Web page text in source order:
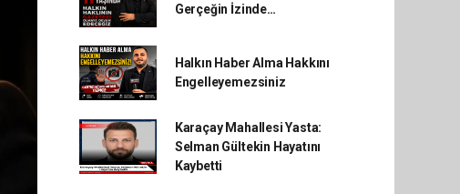
Gerçeğin İzinde…
Halkın Haber Alma Hakkını
Engelleyemezsiniz
Karaçay Mahallesi Yasta:
Selman Gültekin Hayatını
Kaybetti